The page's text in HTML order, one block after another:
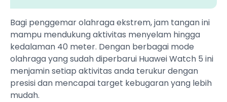
Bagi penggemar olahraga ekstrem, jam tangan ini
mampu mendukung aktivitas menyelam hingga
kedalaman 40 meter. Dengan berbagai mode
olahraga yang sudah diperbarui Huawei Watch 5 ini
menjamin setiap aktivitas anda terukur dengan
presisi dan mencapai target kebugaran yang lebih
mudah.